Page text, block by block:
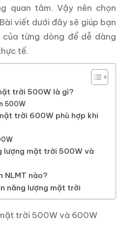
quan tâm. Vậy nên chọn
viết dưới đây sẽ giúp bạn
của từng dòng để dễ dàng
tế.
trời 500W là gì?
500W
trời 600W phù hợp khi
lượng mặt trời 500W và
NLMT nào?
năng lượng mặt trời